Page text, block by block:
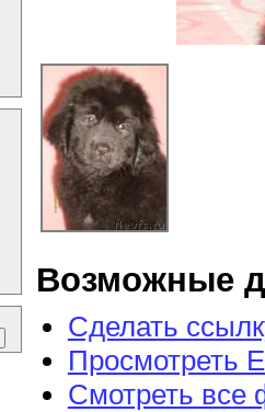
Возможные
Сделать
Просмотреть
Смотреть все